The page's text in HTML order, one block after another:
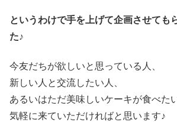
というわけで手を上げて企画させても
た♪
今友だちが欲しいと思っている人、
新しい人と交流したい人、
あるいはただ美味しいケーキが食べた
気軽に来ていただければと思います♪